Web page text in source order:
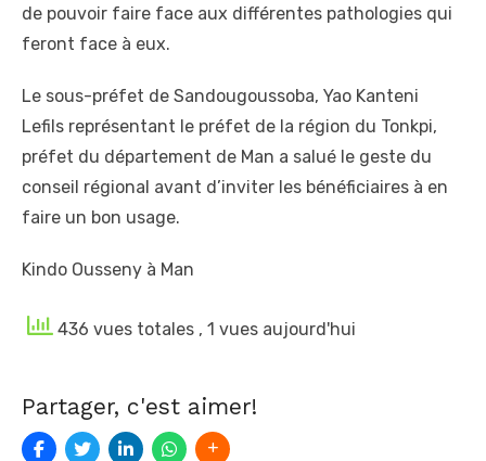
de pouvoir faire face aux différentes pathologies qui
feront face à eux.
Le sous-préfet de Sandougoussoba, Yao Kanteni
Lefils représentant le préfet de la région du Tonkpi,
préfet du département de Man a salué le geste du
conseil régional avant d’inviter les bénéficiaires à en
faire un bon usage.
Kindo Ousseny à Man
436 vues totales , 1 vues aujourd'hui
Partager, c'est aimer!